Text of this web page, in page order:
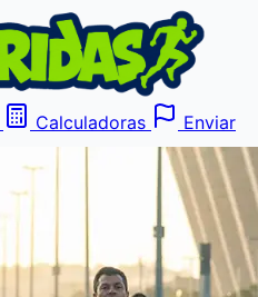
Calculadoras
Enviar